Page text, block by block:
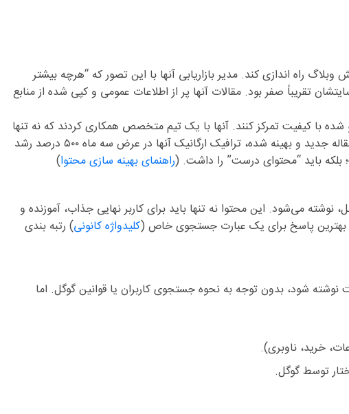
راه اندازی کند. مدیر بازاریابی آنها با این تصور که “هرچه بیشتر
بیش از ۷۰ مقاله داشتند، اما ترافیک ارگانیک وب سایتشان تقریباً صفر بود. مقالات آنها پر از اطلاعات عمومی و کپی شده از منابع
شدهبا کیفیت تمرکز کنند. آنها با یک تیم متخصص همکاری کردند که نه تنها
اصول نگارش را می‌دانستند، بلکه با الگوریتم‌های گوگل و نیازهای کاربران آشنا بودند. نتیجه شگفت انگیز بود: تنها پس از انتشار ۱۰ مقاله جدید و بهینه شده، ترافیک ارگانیک آنها در عرض سه ماه ۵۰۰ درصد رشد
باید “محتوای درست” را داشت. (راهنمای بهینه سازی محتوا)
نوشته می‌شود. این محتوا نه تنها باید برای کاربر نهایی جذاب، آموزنده و
بهترین پاسخ برای یک عبارت جستجوی خاص (کلیدواژه کانونی) رتبه بندی
شود، بدون توجه به نحوه جستجوی کاربران یا قوانین گوگل. اما
خرید، ناوبری).